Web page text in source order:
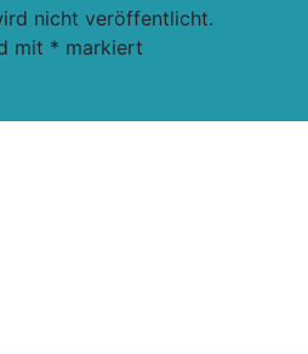
nicht veröffentlicht.
mit * markiert